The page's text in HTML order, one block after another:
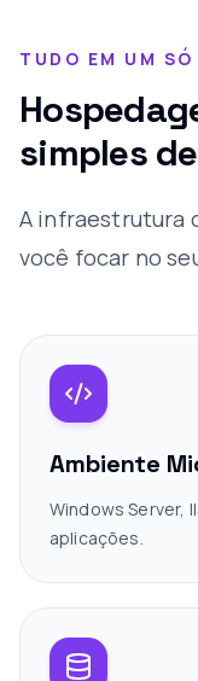
TUDO EM UM SÓ
simples
A infraestrutura
você focar no
Ambiente
Windows Server,
aplicações.